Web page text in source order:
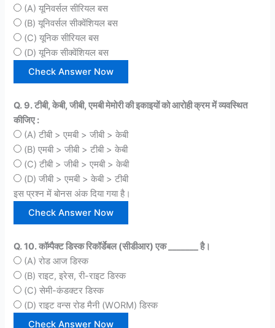
(A) यूनिवर्सल सीरियल बस
(B) यूनिवर्सल सीक्वेंशियल बस
(C) यूनिक सीरियल बस
(D) यूनिक सीक्वेंशियल बस
Q. 9. टीबी, केबी, जीबी, एमबी मेमोरी की इकाइयों को आरोही क्रम में व्यवस्थित
कीजिए :
(A) टीबी > एमबी > जीबी > केबी
(B) एमबी > जीबी > टीबी > केबी
(C) टीबी > जीबी > एमबी > केबी
(D) जीबी > एमबी > केबी > टीबी
इस प्रश्न में बोनस अंक दिया गया है।
Q. 10. कॉम्पैक्ट डिस्क रिकॉर्डेबल (सीडीआर) एक _______ है।
(A) रोड आज डिस्क
(B) राइट, इरेस, री-राइट डिस्क
(C) सेमी-कंडक्टर डिस्क
(D) राइट वन्स रोड मैनी (WORM) डिस्क